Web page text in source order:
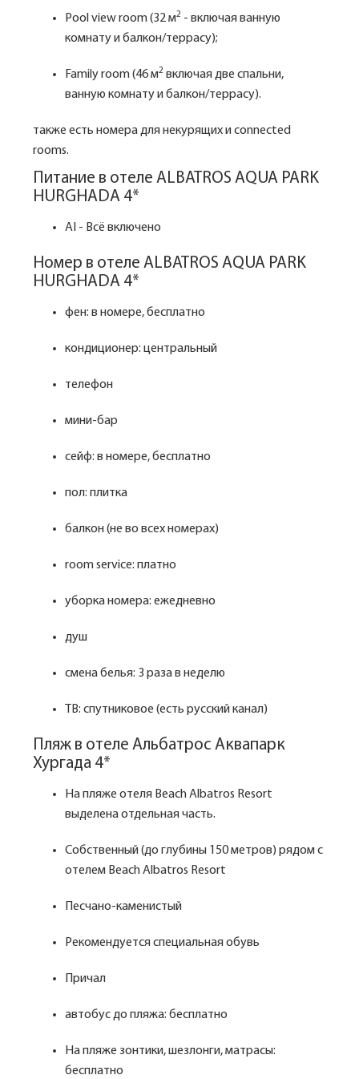
Pool view room (32 м2 - включая ванную
комнату и балкон/террасу);
Family room (46 м2 включая две спальни,
ванную комнату и балкон/террасу).
также есть номера для некурящих и connected
rooms.
Питание в отеле ALBATROS AQUA PARK
HURGHADA 4*
AI - Всё включено
Номер в отеле ALBATROS AQUA PARK
HURGHADA 4*
фен: в номере, бесплатно
кондиционер: центральный
телефон
мини-бар
сейф: в номере, бесплатно
пол: плитка
балкон (не во всех номерах)
room service: платно
уборка номера: ежедневно
душ
смена белья: 3 раза в неделю
ТВ: спутниковое (есть русский канал)
Пляж в отеле Альбатрос Аквапарк
Хургада 4*
На пляже отеля Beach Albatros Resort
выделена отдельная часть.
Собственный (до глубины 150 метров) рядом с
отелем Beach Albatros Resort
Песчано-каменистый
Рекомендуется специальная обувь
Причал
автобус до пляжа: бесплатно
На пляже зонтики, шезлонги, матрасы:
бесплатно